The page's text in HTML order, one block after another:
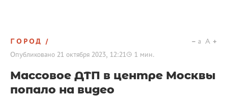
ГОРОД
Опубликовано 21 октября 2023, 12:21 1 мин.
a A
Массовое ДТП в центре Москвы
попало на видео